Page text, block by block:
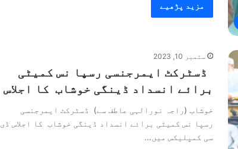
مزید پڑھیے
ستمبر 10, 2023
ڈسٹرکٹ ایمرجنسی رسپا نس کمیٹی
برائے انسداد ڈینگی خوشاب کا اجلاس
خوشاب (راجہ نورالہی عاطف سے) ڈسٹرکٹ ایمرجنسی
رسپا نس کمیٹی برائے انسداد ڈینگی خوشاب کا اجلاس ڈی
سی کمپلیکس میں…